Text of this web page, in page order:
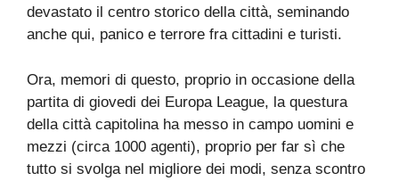
devastato il centro storico della città, seminando
anche qui, panico e terrore fra cittadini e turisti.
Ora, memori di questo, proprio in occasione della
partita di giovedi dei Europa League, la questura
della città capitolina ha messo in campo uomini e
mezzi (circa 1000 agenti), proprio per far sì che
tutto si svolga nel migliore dei modi, senza scontro